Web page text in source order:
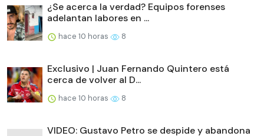
¿Se acerca la verdad? Equipos forenses
adelantan labores en ...
hace 10 horas 8
Exclusivo | Juan Fernando Quintero está
cerca de volver al D...
hace 10 horas 8
VIDEO: Gustavo Petro se despide y abandona